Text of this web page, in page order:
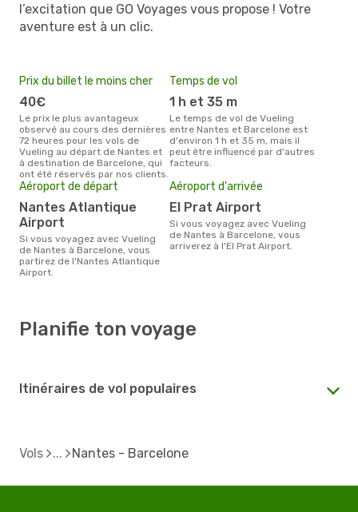
l’excitation que GO Voyages vous propose ! Votre
aventure est à un clic.
Prix du billet le moins cher
40€
Le prix le plus avantageux
observé au cours des dernières
72 heures pour les vols de
Vueling au départ de Nantes et
à destination de Barcelone, qui
ont été réservés par nos clients.
Temps de vol
1 h et 35 m
Le temps de vol de Vueling
entre Nantes et Barcelone est
d'environ 1 h et 35 m, mais il
peut être influencé par d'autres
facteurs.
Aéroport de départ
Nantes Atlantique
Airport
Si vous voyagez avec Vueling
de Nantes à Barcelone, vous
partirez de l'Nantes Atlantique
Airport.
Aéroport d'arrivée
El Prat Airport
Si vous voyagez avec Vueling
de Nantes à Barcelone, vous
arriverez à l'El Prat Airport.
Planifie ton voyage
Itinéraires de vol populaires
Vols Nantes - Barcelone